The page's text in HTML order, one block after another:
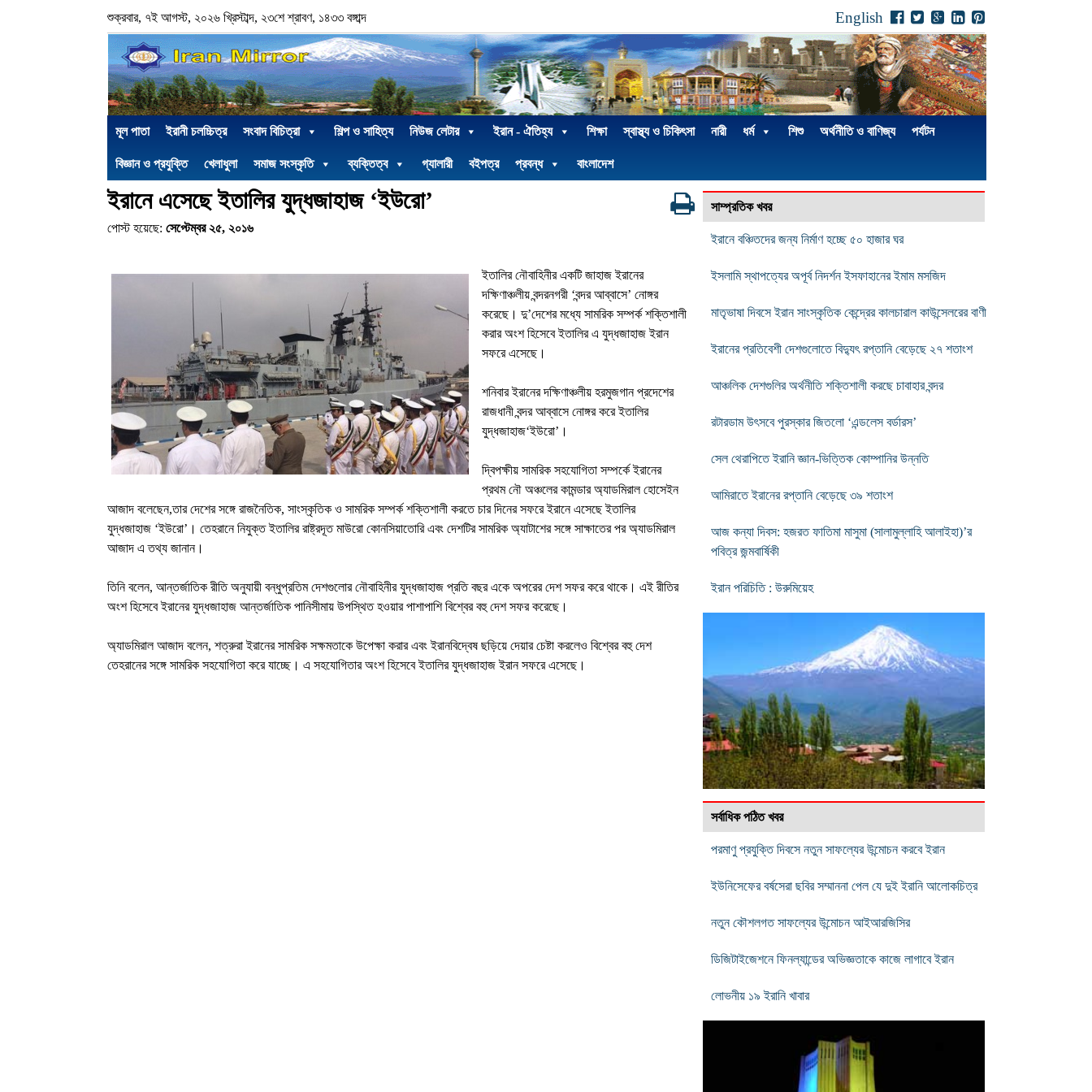
শুক্রবার, ৭ই আগস্ট, ২০২৬ খ্রিস্টাব্দ, ২৩শে শ্রাবণ, ১৪৩৩ বঙ্গাব্দ English
মূল পাতা ইরানী চলচ্চিত্র সংবাদ বিচিত্রা শিল্প ও সাহিত্য নিউজ লেটার ইরান - ঐতিহ্য শিক্ষা স্বাস্থ্য ও চিকিৎসা নারী ধর্ম শিশু অর্থনীতি ও বাণিজ্য পর্যটন
বিজ্ঞান ও প্রযুক্তি খেলাধুলা সমাজ সংস্কৃতি ব্যক্তিত্ব গ্যালারী বইপত্র প্রবন্ধ বাংলাদেশ
ইরানে এসেছে ইতালির যুদ্ধজাহাজ ‘ইউরো’
পোস্ট হয়েছে: সেপ্টেম্বর ২৫, ২০১৬
ইতালির নৌবাহিনীর একটি জাহাজ ইরানের
দক্ষিণাঞ্চলীয় বন্দরনগরী ‘বন্দর আব্বাসে’ নোঙ্গর
করেছে। দু’দেশের মধ্যে সামরিক সম্পর্ক শক্তিশালী
করার অংশ হিসেবে ইতালির এ যুদ্ধজাহাজ ইরান
সফরে এসেছে।
শনিবার ইরানের দক্ষিণাঞ্চলীয় হরমুজগান প্রদেশের
রাজধানী বন্দর আব্বাসে নোঙ্গর করে ইতালির
যুদ্ধজাহাজ‘ইউরো’ ।
দ্বিপক্ষীয় সামরিক সহযোগিতা সম্পর্কে ইরানের
প্রথম নৌ অঞ্চলের কামন্ডার অ্যাডমিরাল হোসেইন
আজাদ বলেছেন,তার দেশের সঙ্গে রাজনৈতিক, সাংস্কৃতিক ও সামরিক সম্পর্ক শক্তিশালী করতে চার দিনের সফরে ইরানে এসেছে ইতালির
যুদ্ধজাহাজ ‘ইউরো’ । তেহরানে নিযুক্ত ইতালির রাষ্ট্রদূত মাউরো কোনসিয়াতোরি এবং দেশটির সামরিক অ্যাটাশের সঙ্গে সাক্ষাতের পর অ্যাডমিরাল
আজাদ এ তথ্য জানান।
তিনি বলেন, আন্তর্জাতিক রীতি অনুযায়ী বন্ধুপ্রতিম দেশগুলোর নৌবাহিনীর যুদ্ধজাহাজ প্রতি বছর একে অপরের দেশ সফর করে থাকে। এই রীতির
অংশ হিসেবে ইরানের যুদ্ধজাহাজ আন্তর্জাতিক পানিসীমায় উপস্থিত হওয়ার পাশাপাশি বিশ্বের বহু দেশ সফর করেছে।
অ্যাডমিরাল আজাদ বলেন, শত্রুরা ইরানের সামরিক সক্ষমতাকে উপেক্ষা করার এবং ইরানবিদ্বেষ ছড়িয়ে দেয়ার চেষ্টা করলেও বিশ্বের বহু দেশ
তেহরানের সঙ্গে সামরিক সহযোগিতা করে যাচ্ছে। এ সহযোগিতার অংশ হিসেবে ইতালির যুদ্ধজাহাজ ইরান সফরে এসেছে।
সাম্প্রতিক খবর
ইরানে বঞ্চিতদের জন্য নির্মাণ হচ্ছে ৫০ হাজার ঘর
ইসলামি স্থাপত্যের অপূর্ব নিদর্শন ইসফাহানের ইমাম মসজিদ
মাতৃভাষা দিবসে ইরান সাংস্কৃতিক কেন্দ্রের কালচারাল কাউন্সেলরের বাণী
ইরানের প্রতিবেশী দেশগুলোতে বিদ্যুৎ রপ্তানি বেড়েছে ২৭ শতাংশ
আঞ্চলিক দেশগুলির অর্থনীতি শক্তিশালী করছে চাবাহার বন্দর
রটারডাম উৎসবে পুরস্কার জিতলো ‘এন্ডলেস বর্ডারস’
সেল থেরাপিতে ইরানি জ্ঞান-ভিত্তিক কোম্পানির উন্নতি
আমিরাতে ইরানের রপ্তানি বেড়েছে ৩৯ শতাংশ
আজ কন্যা দিবস: হজরত ফাতিমা মাসুমা (সালামুল্লাহি আলাইহা)’র
পবিত্র জন্মবার্ষিকী
ইরান পরিচিতি : উরুমিয়েহ
সর্বাধিক পঠিত খবর
পরমাণু প্রযুক্তি দিবসে নতুন সাফল্যের উন্মোচন করবে ইরান
ইউনিসেফের বর্ষসেরা ছবির সম্মাননা পেল যে দুই ইরানি আলোকচিত্র
নতুন কৌশলগত সাফল্যের উন্মোচন আইআরজিসির
ডিজিটাইজেশনে ফিনল্যান্ডের অভিজ্ঞতাকে কাজে লাগাবে ইরান
লোভনীয় ১৯ ইরানি খাবার